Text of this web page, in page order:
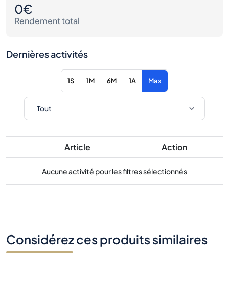
0€
Rendement total
Dernières activités
1S 1M 6M 1A Max
Article Action
Aucune activité pour les filtres sélectionnés
Considérez ces produits similaires